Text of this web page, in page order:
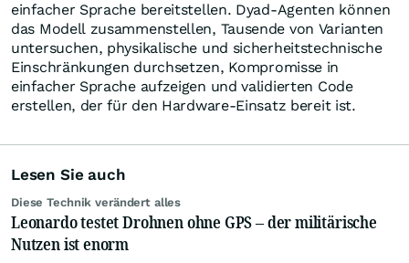
einfacher Sprache bereitstellen. Dyad-Agenten können
das Modell zusammenstellen, Tausende von Varianten
untersuchen, physikalische und sicherheitstechnische
Einschränkungen durchsetzen, Kompromisse in
einfacher Sprache aufzeigen und validierten Code
erstellen, der für den Hardware-Einsatz bereit ist.
Lesen Sie auch
Diese Technik verändert alles
Leonardo testet Drohnen ohne GPS – der militärische
Nutzen ist enorm